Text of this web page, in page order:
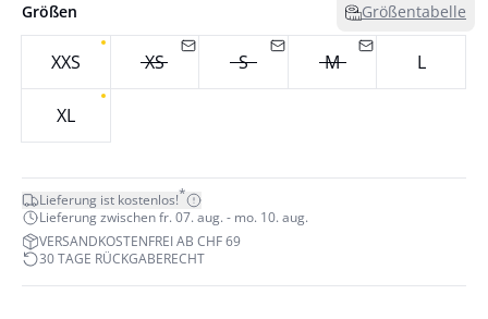
Größen Größentabelle
XXS XS S M L
XL
Lieferung ist kostenlos!*
Lieferung zwischen fr. 07. aug. - mo. 10. aug.
VERSANDKOSTENFREI AB CHF 69
30 TAGE RÜCKGABERECHT